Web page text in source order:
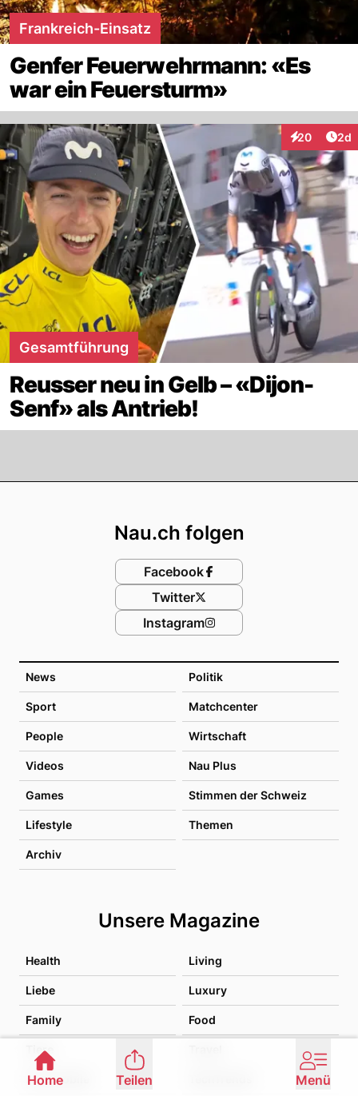
Frankreich-Einsatz
Genfer Feuerwehrmann: «Es
war ein Feuersturm»
20
Interaktionen
2d
Gesamtführung
Reusser neu in Gelb – «Dijon-
Senf» als Antrieb!
News Politik
Sport Matchcenter
People Wirtschaft
Videos Nau Plus
Games Stimmen der Schweiz
Lifestyle Themen
Archiv
Unsere Magazine
Health Living
Liebe Luxury
Family Food
Tiere
Automobile
Nau.ch folgen
Facebook
Twitter
Instagram
Home Teilen Menü